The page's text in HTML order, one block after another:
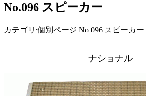
No.096 スピーカー
カテゴリ:個別ページ No.096 スピーカー
ナショナル